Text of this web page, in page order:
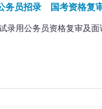
务员招录 国考资格复
录用公务员资格复审及面